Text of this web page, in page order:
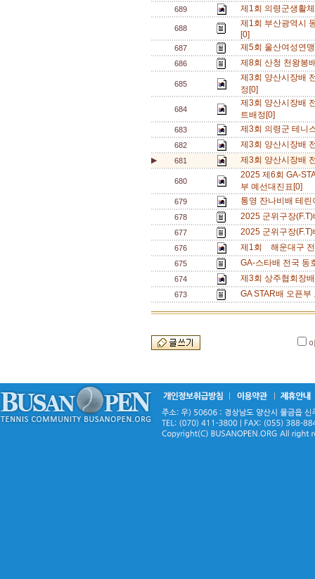
689 제1회 의령군생활
688
제1회 부산광역시
[0]
687 제5회 울산여성연
686 제8회 산청 천왕봉
685
제3회 양산시장배
정[0]
684
제3회 양산시장배
트배정[0]
683 제3회 의령군 테니
682 제3회 양산시장배
▶ 681 제3회 양산시장배
680
2025 제6회 GA-
부 예선대진표[0]
679 통영 잔나비배 테
678 2025 군위구장
677 2025 군위구장
676 제1회 해운대구
675 GA-스타배 전국 동
674 제3회 상주협회장
673 GA STAR배 오픈